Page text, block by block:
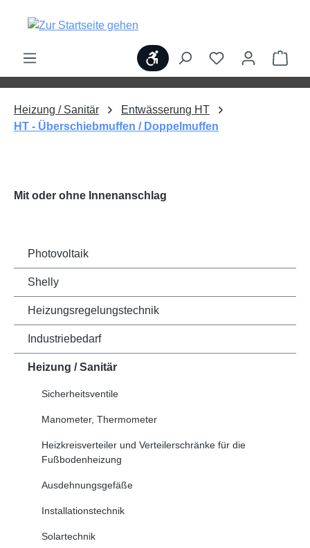
springen
Werkzeugleiste anzeigen
Heizung / Sanitär
Entwässerung HT
HT - Überschiebmuffen / Doppelmuffen
Mit oder ohne Innenanschlag
Photovoltaik
Shelly
Heizungsregelungstechnik
Industriebedarf
Heizung / Sanitär
Sicherheitsventile
Manometer, Thermometer
Heizkreisverteiler und Verteilerschränke für die
Fußbodenheizung
Ausdehnungsgefäße
Installationstechnik
Solartechnik